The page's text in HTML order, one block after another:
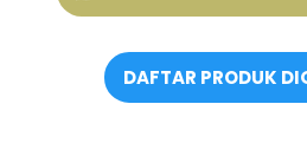
DAFTAR PRODUK